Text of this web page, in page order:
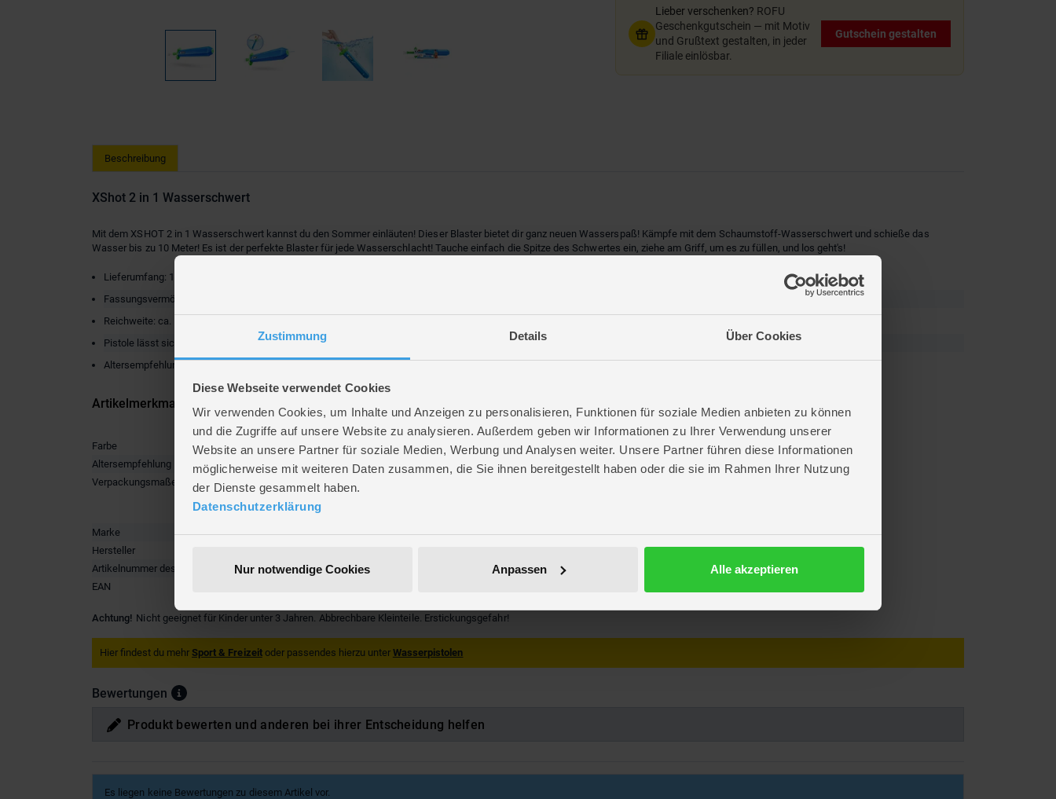
Zustimmung Details Über Cookies
Diese Webseite verwendet Cookies
Wir verwenden Cookies, um Inhalte und Anzeigen zu personalisieren, Funktionen für soziale Medien anbieten zu können
und die Zugriffe auf unsere Website zu analysieren. Außerdem geben wir Informationen zu Ihrer Verwendung unserer
Website an unsere Partner für soziale Medien, Werbung und Analysen weiter. Unsere Partner führen diese Informationen
möglicherweise mit weiteren Daten zusammen, die Sie ihnen bereitgestellt haben oder die sie im Rahmen Ihrer Nutzung
der Dienste gesammelt haben.
Datenschutzerklärung
Nur notwendige Cookies Anpassen Alle akzeptieren
Lieber verschenken? ROFU
Geschenkgutschein — mit Motiv
und Grußtext gestalten, in jeder
Filiale einlösbar.
Gutschein gestalten
Beschreibung
XShot 2 in 1 Wasserschwert
Mit dem XSHOT 2 in 1 Wasserschwert kannst du den Sommer einläuten! Dieser Blaster bietet dir ganz neuen Wasserspaß! Kämpfe mit dem Schaumstoff-Wasserschwert und schieße das
Wasser bis zu 10 Meter! Es ist der perfekte Blaster für jede Wasserschlacht! Tauche einfach die Spitze des Schwertes ein, ziehe am Griff, um es zu füllen, und los geht's!
Lieferumfang: 1 Wasserschwert
Fassungsvermögen: ca. 170 ml
Reichweite: ca. 10 m
Pistole lässt sich durch Aufziehen befüllen
Altersempfehlung: ab 6 Jahren
Artikelmerkmale
Farbe blau, grün, weiß
Altersempfehlung
ab 6 Jahre
Verpackungsmaße
Länge ca. 65 cm
Höhe ca. 5,8 cm
Marke
Zuru XShot
Hersteller
Artikelnummer des Herstellers
118122
EAN
Achtung! Nicht geeignet für Kinder unter 3 Jahren. Abbrechbare Kleinteile. Erstickungsgefahr!
Hier findest du mehr Sport & Freizeitoder passendes hierzu unter Wasserpistolen
Bewertungen
Produkt bewerten und anderen bei ihrer Entscheidung helfen
Es liegen keine Bewertungen zu diesem Artikel vor.